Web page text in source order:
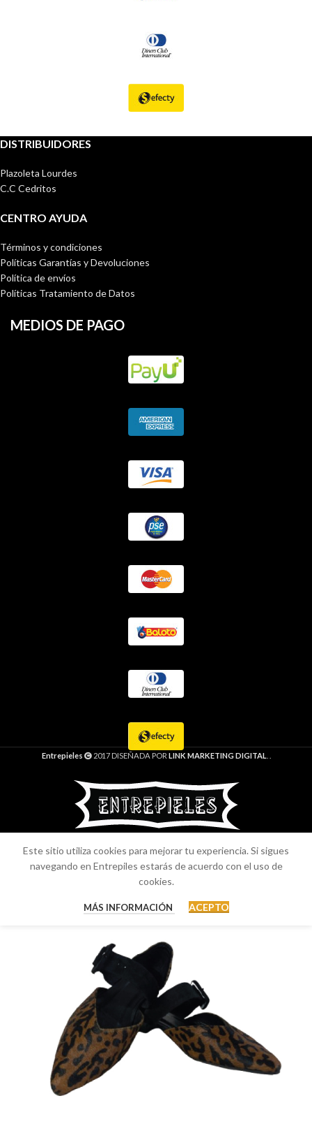
DISTRIBUIDORES
Plazoleta Lourdes
C.C Cedritos
CENTRO AYUDA
Términos y condiciones
Políticas Garantías y Devoluciones
Política de envíos
Políticas Tratamiento de Datos
MEDIOS DE PAGO
Entrepieles 2017 DISEÑADA POR LINK MARKETING DIGITAL
Este sitio utiliza cookies para mejorar tu experiencia. Si sigues
navegando en Entrepiles estarás de acuerdo con el uso de
cookies.
MÁS INFORMACIÓN ACEPTO